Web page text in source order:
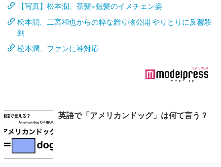
【写真】松本潤、茶髪×短髪のイメチェン姿
松本潤、二宮和也からの粋な贈り物公開 やりとりに反響殺
到
松本潤、ファンに神対応
英語で「アメリカンドッグ」は何て言う？